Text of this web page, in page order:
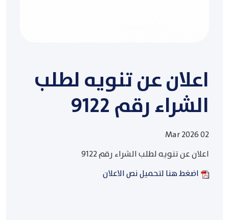
اعلان عن تنويه لطلب
الشراء رقم 9122
02 Mar 2026
اعلان عن تنويه لطلب الشراء رقم 9122
اضغط هنا لتحميل نص الاعلان